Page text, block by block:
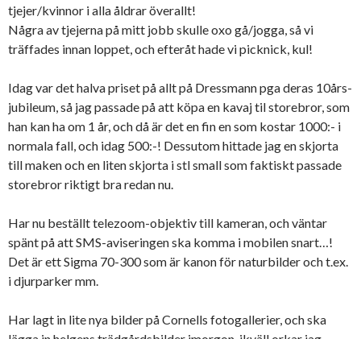
tjejer/kvinnor i alla åldrar överallt!
Några av tjejerna på mitt jobb skulle oxo gå/jogga, så vi
träffades innan loppet, och efteråt hade vi picknick, kul!
Idag var det halva priset på allt på Dressmann pga deras 10års-
jubileum, så jag passade på att köpa en kavaj til storebror, som
han kan ha om 1 år, och då är det en fin en som kostar 1000:- i
normala fall, och idag 500:-! Dessutom hittade jag en skjorta
till maken och en liten skjorta i stl small som faktiskt passade
storebror riktigt bra redan nu.
Har nu beställt telezoom-objektiv till kameran, och väntar
spänt på att SMS-aviseringen ska komma i mobilen snart…!
Det är ett Sigma 70-300 som är kanon för naturbilder och t.ex.
i djurparker mm.
Har lagt in lite nya bilder på Cornells fotogallerier, och ska